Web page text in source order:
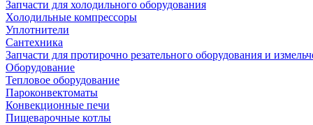
Запчасти для холодильного оборудования
Холодильные компрессоры
Уплотнители
Сантехника
Запчасти для протирочно резательного оборудования и
Оборудование
Тепловое оборудование
Пароконвектоматы
Конвекционные печи
Пищеварочные котлы